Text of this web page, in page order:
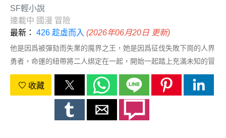
SF輕小說
連載中 國漫 冒險
最新： 426 趁虛而入 (2026年06月20日 更新)
他是因爲被彈劾而失業的魔界之王，她是因爲征伐失敗下崗的人界
勇者，命運的紐帶將二人綁定在一起，開始一起踏上充滿未知的冒
險與還債之旅。/改編自同名輕小說《失業魔王》/
收藏